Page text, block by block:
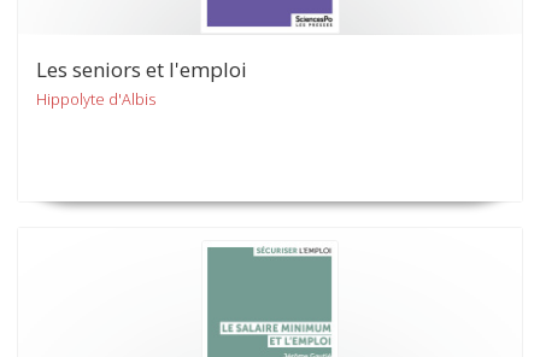
Les seniors et l'emploi
Hippolyte d'Albis